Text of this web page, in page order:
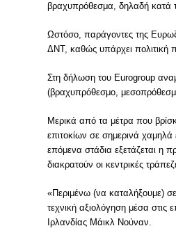
βραχυπρόθεσμα, δηλαδή κατά
Ωστόσο, παράγοντες της
ΔΝΤ, καθώς υπάρχει πολιτική
Στη δήλωση του Eurogroup
(βραχυπρόθεσμο,
Μερικά από τα μέτρα που
επιτοκίων σε σημερινά
επόμενα στάδια εξετάζεται
διακρατούν οι κεντρικές
«Περιμένω (να καταλήξουμε)
τεχνική αξιολόγηση μέσα
Ιρλανδίας Μάικλ Νούναν.